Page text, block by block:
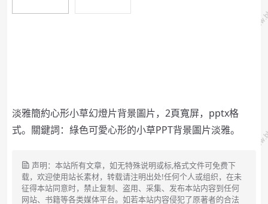
淡雅簡約心形小草幻燈片背景圖片，2頁寬屏，pptx格
式。關鍵詞：綠色可愛心形的小草PPT背景圖片淡雅。
声明：本站所有文章，如无特殊说明或标,格式文件可免费下
载，欢迎使用站长素材，转载请注明出处!任何个人或组织，在未
征得本站同意时，禁止复制、盗用、采集、发布本站内容到任何
网站、书籍等各类媒体平台。如若本站内容侵犯了原著者的合法